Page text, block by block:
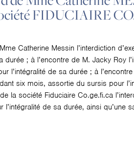
FIDUCIAIRE
Catherine Messin l’interdiction
; à l’encontre de M. Jacky Roy
de sa durée ; à
six mois, assortie du sursis pour
la société Fiduciaire Co.ge.fi.ca
de sa durée, ainsi qu’une